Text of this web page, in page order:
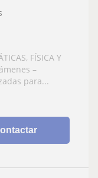
FÍSICA Y
–
para...